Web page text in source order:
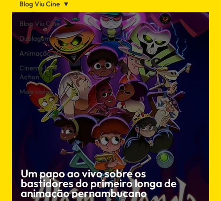
Blog Viu Cine
Dublagem
Animação 2D
Cinema Live
Action
Mais vistos
Blog Viu Cine
Um papo ao vivo sobre os
bastidores do primeiro longa de
animação pernambucano